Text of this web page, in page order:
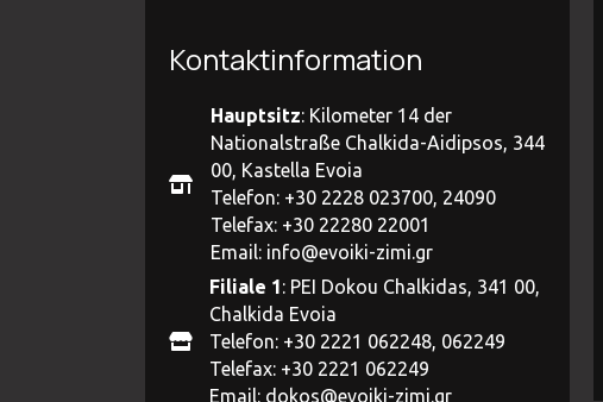
Kontaktinformation
Hauptsitz: Kilometer 14 der
Nationalstraße Chalkida-Aidipsos, 344
00, Kastella Evoia
Telefon: +30 2228 023700, 24090
Telefax: +30 22280 22001
Email: info@evoiki-zimi.gr
Filiale 1: PEI Dokou Chalkidas, 341 00,
Chalkida Evoia
Telefon: +30 2221 062248, 062249
Telefax: +30 2221 062249
Email: dokos@evoiki-zimi.gr